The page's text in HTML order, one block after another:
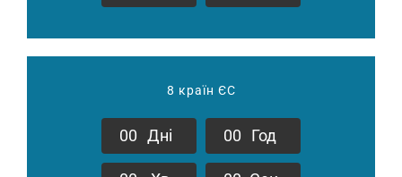
8 країн ЄС
00 Дні 00 Год